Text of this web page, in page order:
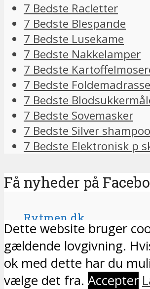
7 Bedste Racletter
7 Bedste Blespande
7 Bedste Lusekame
7 Bedste Nakkelamper
7 Bedste
7 Bedste
7 Bedste
7 Bedste Sovemasker
7 Bedste Silver shampoo
7 Bedste Elektronisk p
Få nyheder på
Rytmen.dk
Gratis chat-support –
spørgsmål her
Dette website bruger
gældende lovgivning.
ok med dette har du
vælge det fra. Accepter